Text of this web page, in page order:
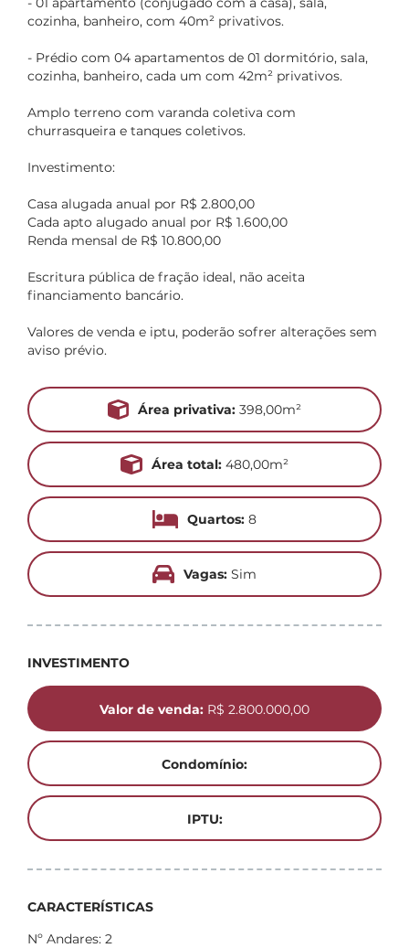
cozinha, banheiro, com 40m² privativos.
- Prédio com 04 apartamentos de 01 dormitório, sala,
cozinha, banheiro, cada um com 42m² privativos.
Amplo terreno com varanda coletiva com
churrasqueira e tanques coletivos.
Investimento:
Casa alugada anual por R$ 2.800,00
Cada apto alugado anual por R$ 1.600,00
Renda mensal de R$ 10.800,00
Escritura pública de fração ideal, não aceita
financiamento bancário.
Valores de venda e iptu, poderão sofrer alterações sem
aviso prévio.
Área privativa: 398,00m²
Área total:480,00m²
Quartos: 8
Vagas:Sim
INVESTIMENTO
Valor de venda: R$ 2.800.000,00
Condomínio:
IPTU:
CARACTERÍSTICAS
Nº Andares: 2